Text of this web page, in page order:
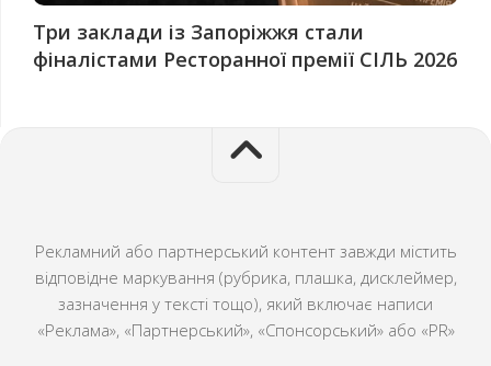
Три заклади із Запоріжжя стали
фіналістами Ресторанної премії СІЛЬ 2026
Рекламний або партнерський контент завжди містить
відповідне маркування (рубрика, плашка, дисклеймер,
зазначення у тексті тощо), який включає написи
«Реклама», «Партнерський», «Спонсорський» або «PR»